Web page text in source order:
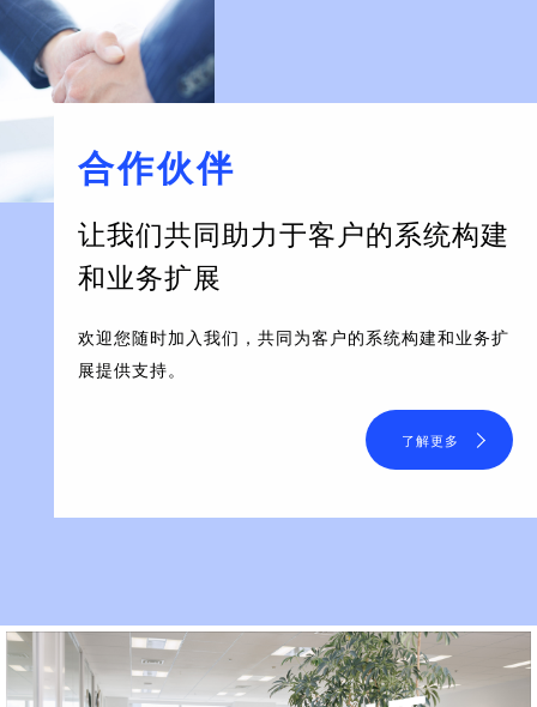
合作伙伴
让我们共同助力于客户的系统构建
和业务扩展
欢迎您随时加入我们，共同为客户的系统构建和业务扩
展提供支持。
了解更多